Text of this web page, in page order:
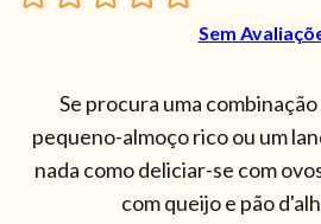
Sem
Se procura uma
pequeno-almoço rico ou um
nada como deliciar-se com
com queijo e pão